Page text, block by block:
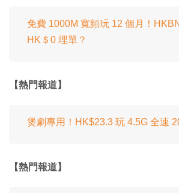
免費 1000M 寬頻玩 12 個月！
HK＄0 埋單？
【熱門報道】
煲劇專用！HK$23.3 玩 4.5G 全速
【熱門報道】